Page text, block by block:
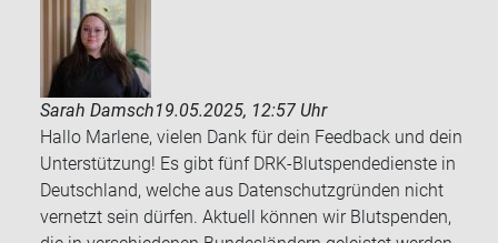
Sarah Damsch19.05.2025, 12:57 Uhr
Hallo Marlene, vielen Dank für dein Feedback und dein
Unterstützung! Es gibt fünf DRK-Blutspendedienste in
Deutschland, welche aus Datenschutzgründen nicht
vernetzt sein dürfen. Aktuell können wir Blutspenden,